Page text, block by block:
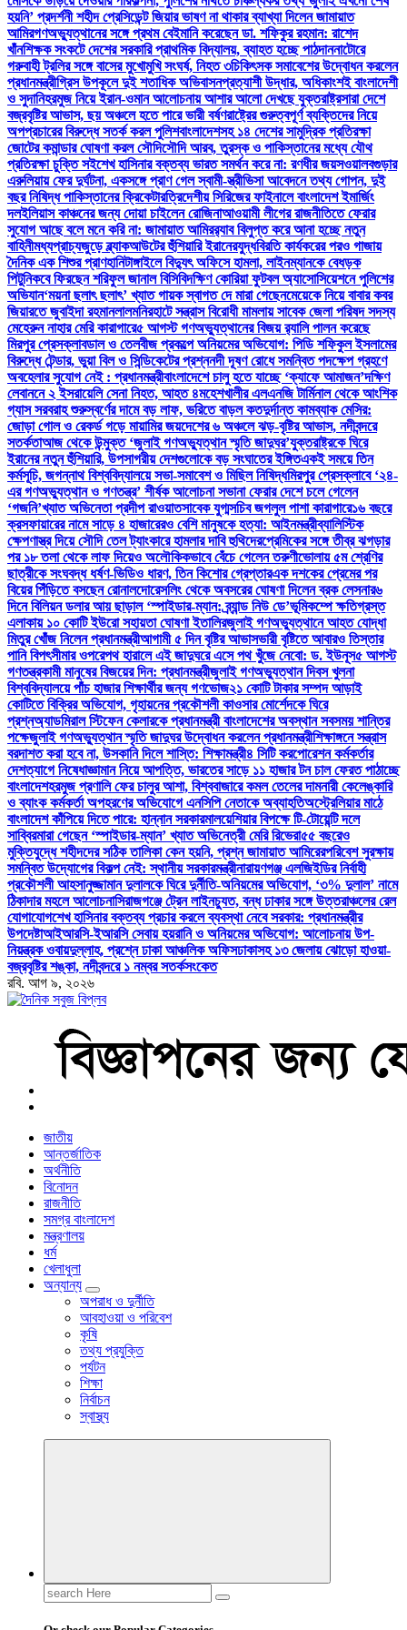
হয়নি’ প্রদর্শনী শহীদ প্রেসিডেন্ট জিয়ার ভাষণ না থাকার ব্যাখ্যা দিলেন জামায়াত
আমিরগণঅভ্যুত্থানের সঙ্গে প্রথম বেইমানি করেছেন ডা. শফিকুর রহমান: রাশেদ
খাঁনশিক্ষক সংকটে দেশের সরকারি প্রাথমিক বিদ্যালয়, ব্যাহত হচ্ছে পাঠদাননাটোরে
গরুবাহী ট্রলির সঙ্গে বাসের মুখোমুখি সংঘর্ষ, নিহত ৩চিকিৎসক সমাবেশের উদ্বোধন করলেন
প্রধানমন্ত্রীগ্রিস উপকূলে দুই শতাধিক অভিবাসনপ্রত্যাশী উদ্ধার, অধিকাংশই বাংলাদেশী
ও সুদানিহরমুজ নিয়ে ইরান-ওমান আলোচনায় আশার আলো দেখছে যুক্তরাষ্ট্রসারা দেশে
বজ্রবৃষ্টির আভাস, ছয় অঞ্চলে হতে পারে ভারী বর্ষণরাষ্ট্রের গুরুত্বপূর্ণ ব্যক্তিদের নিয়ে
অপপ্রচারের বিরুদ্ধে সতর্ক করল পুলিশবাংলাদেশসহ ১৪ দেশের সামুদ্রিক প্রতিরক্ষা
জোটের কমান্ডার ঘোষণা করল সৌদিসৌদি আরব, তুরস্ক ও পাকিস্তানের মধ্যে যৌথ
প্রতিরক্ষা চুক্তি সইশেখ হাসিনার বক্তব্য ভারত সমর্থন করে না: রণধীর জয়সওয়ালবগুড়ার
এরুলিয়ায় ফের দুর্ঘটনা, একসঙ্গে প্রাণ গেল স্বামী-স্ত্রীভিসা আবেদনে তথ্য গোপন, দুই
বছর নিষিদ্ধ পাকিস্তানের ক্রিকেটারত্রিদেশীয় সিরিজের ফাইনালে বাংলাদেশ ইমার্জিং
দলইলিয়াস কাঞ্চনের জন্য দোয়া চাইলেন রোজিনাআওয়ামী লীগের রাজনীতিতে ফেরার
সুযোগ আছে বলে মনে করি না: জামায়াত আমিরর‍্যাব বিলুপ্ত করে আনা হচ্ছে নতুন
বাহিনীমধ্যপ্রাচ্যজুড়ে ব্ল্যাকআউটের হুঁশিয়ারি ইরানেরযুদ্ধবিরতি কার্যকরের পরও গাজায়
দৈনিক এক শিশুর প্রাণহানিটাঙ্গাইলে বিদ্যুৎ অফিসে হামলা, লাইনম্যানকে বেধড়ক
পিটুনিকবে ফিরছেন শরিফুল জানাল বিসিবিদক্ষিণ কোরিয়া ফুটবল অ্যাসোসিয়েশনে পুলিশের
অভিযান‘ময়না ছলাৎ ছলাৎ’ খ্যাত গায়ক স্বাগত দে মারা গেছেনমেয়েকে নিয়ে বাবার কবর
জিয়ারতে জুবাইদা রহমানলালমনিরহাটে সন্ত্রাস বিরোধী মামলায় সাবেক জেলা পরিষদ সদস্য
মেহেরুন নাহার মেরি কারাগারে৫ আগস্ট গণঅভ্যুত্থানের বিজয় র‍্যালি পালন করেছে
মিরপুর প্রেসক্লাবডাল ও তেলবীজ প্রকল্পে অনিয়মের অভিযোগ: পিডি শফিকুল ইসলামের
বিরুদ্ধে টেন্ডার, ভুয়া বিল ও সিন্ডিকেটের প্রশ্ননদী দূষণ রোধে সমন্বিত পদক্ষেপ গ্রহণে
অবহেলার সুযোগ নেই : প্রধানমন্ত্রীবাংলাদেশে চালু হতে যাচ্ছে ‘ক্যাফে আমাজন’দক্ষিণ
লেবাননে ২ ইসরায়েলি সেনা নিহত, আহত ৪মহেশখালীর এলএনজি টার্মিনাল থেকে আংশিক
গ্যাস সরবরাহ শুরুস্বর্ণের দামে বড় লাফ, ভরিতে বাড়ল কতদুর্দান্ত কামব্যাক মেসির:
জোড়া গোল ও রেকর্ড গড়ে মায়ামির জয়দেশের ৬ অঞ্চলে ঝড়-বৃষ্টির আভাস, নদীবন্দরে
সতর্কতাআজ থেকে উন্মুক্ত ‘জুলাই গণঅভ্যুত্থান স্মৃতি জাদুঘর’যুক্তরাষ্ট্রকে ঘিরে
ইরানের নতুন হুঁশিয়ারি, উপসাগরীয় দেশগুলোকে বড় সংঘাতের ইঙ্গিতএকই সময়ে তিন
কর্মসূচি, জগন্নাথ বিশ্ববিদ্যালয়ে সভা-সমাবেশ ও মিছিল নিষিদ্ধমিরপুর প্রেসক্লাবে ‘২৪-
এর গণঅভ্যুত্থান ও গণতন্ত্র’ শীর্ষক আলোচনা সভানা ফেরার দেশে চলে গেলেন
‘গজনি’খ্যাত অভিনেতা প্রদীপ রাওয়াতসাবেক যুগ্মসচিব জগলুল পাশা কারাগারে১৬ বছরে
ক্রসফায়ারের নামে সাড়ে ৪ হাজারেরও বেশি মানুষকে হত্যা: আইনমন্ত্রীব্যালিস্টিক
ক্ষেপণাস্ত্র দিয়ে সৌদি তেল ট্যাংকারে হামলার দাবি হুথিদেরপ্রেমিকের সঙ্গে তীব্র ঝগড়ার
পর ১৮ তলা থেকে লাফ দিয়েও অলৌকিকভাবে বেঁচে গেলেন তরুণীভোলায় ৫ম শ্রেণির
ছাত্রীকে সংঘবদ্ধ ধর্ষণ-ভিডিও ধারণ, তিন কিশোর গ্রেপ্তারএক দশকের প্রেমের পর
বিয়ের পিঁড়িতে বসছেন রোনালদোরেসলিং থেকে অবসরের ঘোষণা দিলেন ব্রক লেসনার৬
দিনে বিলিয়ন ডলার আয় ছাড়াল ‘স্পাইডার-ম্যান: ব্র্যান্ড নিউ ডে’ভূমিকম্পে ক্ষতিগ্রস্ত
এলাকায় ১০ কোটি ইউরো সহায়তা ঘোষণা ইতালিরজুলাই গণঅভ্যুত্থানে আহত যোদ্ধা
মিতুর খোঁজ নিলেন প্রধানমন্ত্রীআগামী ৫ দিন বৃষ্টির আভাসভারী বৃষ্টিতে আবারও তিস্তার
পানি বিপৎসীমার ওপরেপথ হারালে এই জাদুঘরে এসে পথ খুঁজে নেবো: ড. ইউনূস৫ আগস্ট
গণতন্ত্রকামী মানুষের বিজয়ের দিন: প্রধানমন্ত্রীজুলাই গণঅভ্যুত্থান দিবস খুলনা
বিশ্ববিদ্যালয়ে পাঁচ হাজার শিক্ষার্থীর জন্য গণভোজ২১ কোটি টাকার সম্পদ আড়াই
কোটিতে বিক্রির অভিযোগ, গৃহায়নের প্রকৌশলী কাওসার মোর্শেদকে ঘিরে
প্রশ্নঅ্যাডমিরাল স্টিফেন কেলারকে প্রধানমন্ত্রী বাংলাদেশের অবস্থান সবসময় শান্তির
পক্ষেজুলাই গণঅভ্যুত্থান স্মৃতি জাদুঘর উদ্বোধন করলেন প্রধানমন্ত্রীশিক্ষাঙ্গনে সন্ত্রাস
বরদাশত করা হবে না, উসকানি দিলে শাস্তি: শিক্ষামন্ত্রী৪ সিটি করপোরেশন কর্মকর্তার
দেশত্যাগে নিষেধাজ্ঞামান নিয়ে আপত্তি, ভারতের সাড়ে ১১ হাজার টন চাল ফেরত পাঠাচ্ছে
বাংলাদেশহরমুজ প্রণালি ফের চালুর আশা, বিশ্ববাজারে কমল তেলের দামনারী কেলেঙ্কারি
ও ব্যাংক কর্মকর্তা অপহরণের অভিযোগে এনসিপি নেতাকে অব্যাহতিঅস্ট্রেলিয়ার মাঠে
বাংলাদেশ কাঁপিয়ে দিতে পারে: হান্নান সরকারমালয়েশিয়ার বিপক্ষে টি-টোয়েন্টি দলে
সাব্বিরমারা গেছেন ‘স্পাইডার-ম্যান’ খ্যাত অভিনেত্রী মেরি রিভেরা৫৫ বছরেও
মুক্তিযুদ্ধে শহীদদের সঠিক তালিকা কেন হয়নি, প্রশ্ন জামায়াত আমিরেরপরিবেশ সুরক্ষায়
সমন্বিত উদ্যোগের বিকল্প নেই: স্থানীয় সরকারমন্ত্রীনারায়ণগঞ্জ এলজিইডির নির্বাহী
প্রকৌশলী আহসানুজ্জামান দুলালকে ঘিরে দুর্নীতি-অনিয়মের অভিযোগ, ‘৩% দুলাল’ নামে
ঠিকাদার মহলে আলোচনাসিরাজগঞ্জে ট্রেন লাইনচ্যুত, বন্ধ ঢাকার সঙ্গে উত্তরাঞ্চলের রেল
যোগাযোগশেখ হাসিনার বক্তব্য প্রচার করলে ব্যবস্থা নেবে সরকার: প্রধানমন্ত্রীর
উপদেষ্টাআইআরসি-ইআরসি সেবায় হয়রানি ও অনিয়মের অভিযোগ: আলোচনায় উপ-
নিয়ন্ত্রক ওবায়দুল্লাহ, প্রশ্নে ঢাকা আঞ্চলিক অফিসঢাকাসহ ১৩ জেলায় ঝোড়ো হাওয়া-
বজ্রবৃষ্টির শঙ্কা, নদীবন্দরে ১ নম্বর সতর্কসংকেত
রবি. আগ ৯, ২০২৬
বাংলা নিউজ পেপার
জাতীয়
আন্তর্জাতিক
অর্থনীতি
বিনোদন
রাজনীতি
সমগ্র বাংলাদেশ
মন্ত্রণালয়
ধর্ম
খেলাধুলা
অন্যান্য
অপরাধ ও দুর্নীতি
আবহাওয়া ও পরিবেশ
কৃষি
তথ্য প্রযুক্তি
পর্যটন
শিক্ষা
নির্বাচন
স্বাস্থ্য
Search
for: